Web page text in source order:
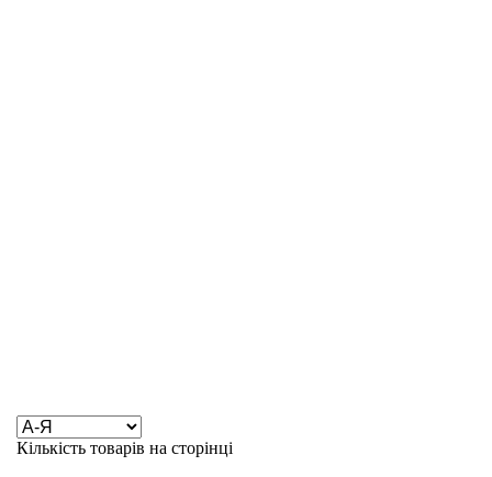
Кількість товарів на сторінці